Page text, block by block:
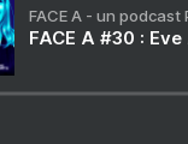
FACE A - un podcast
FACE A #30 :